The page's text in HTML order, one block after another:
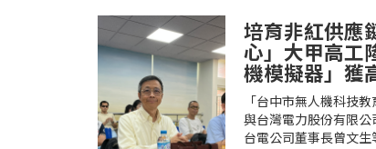
培育非紅供應
心」大甲高工
機模擬器」獲
「台中市無人機科技
與台灣電力股份有限公
台電公司董事長曾文生